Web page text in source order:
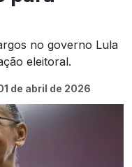
no governo Lula
eleitoral.
de abril de 2026